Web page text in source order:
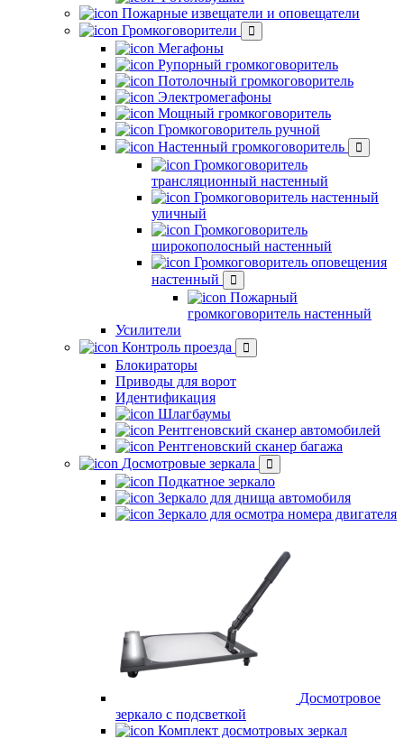
Пожарные извещатели и оповещатели
Громкоговорители
Мегафоны
Рупорный громкоговоритель
Потолочный громкоговоритель
Электромегафоны
Мощный громкоговоритель
Громкоговоритель ручной
Настенный громкоговоритель
Громкоговоритель
трансляционный настенный
Громкоговоритель настенный
уличный
Громкоговоритель
широкополосный настенный
Громкоговоритель оповещения
настенный
Пожарный
громкоговоритель настенный
Усилители
Контроль проезда
Блокираторы
Приводы для ворот
Идентификация
Шлагбаумы
Рентгеновский сканер автомобилей
Рентгеновский сканер багажа
Досмотровые зеркала
Подкатное зеркало
Зеркало для днища автомобиля
Зеркало для осмотра номера двигателя
Досмотровое
зеркало с подсветкой
Комплект досмотровых зеркал